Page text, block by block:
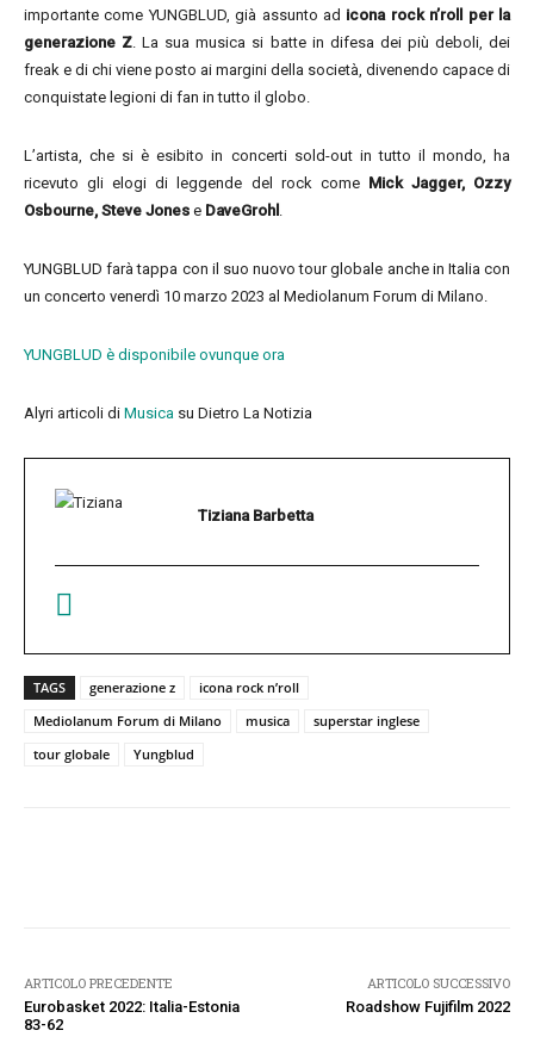
importante come YUNGBLUD, già assunto ad icona rock n’roll per la
generazione Z. La sua musica si batte in difesa dei più deboli, dei
freak e di chi viene posto ai margini della società, divenendo capace di
conquistate legioni di fan in tutto il globo.
L’artista, che si è esibito in concerti sold-out in tutto il mondo, ha
ricevuto gli elogi di leggende del rock come Mick Jagger, Ozzy
Osbourne, Steve Jones e DaveGrohl .
YUNGBLUD farà tappa con il suo nuovo tour globale anche in Italia con
un concerto venerdì 10 marzo 2023 al Mediolanum Forum di Milano.
YUNGBLUD è disponibile ovunque ora
Alyri articoli di Musica su Dietro La Notizia
Tiziana Barbetta
TAGS generazione z
icona rock n’roll
Mediolanum Forum di Milano
musica
superstar inglese
tour globale
Yungblud
ARTICOLO PRECEDENTE
Eurobasket 2022: Italia-Estonia
83-62
ARTICOLO SUCCESSIVO
Roadshow Fujifilm 2022